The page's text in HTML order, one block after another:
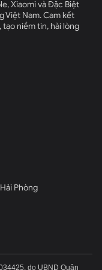
- Hải Phòng
64GB xách tay Hàn
chuyển động nhanh
hơn iPhone 83%.
đến những bức ảnh
Quốc
trải nghiệm và lưu
Xiaomi và Đặc Biệt
Việt Nam. Cam kết
niềm tin, hài lòng
Phòng
do UBND Quận